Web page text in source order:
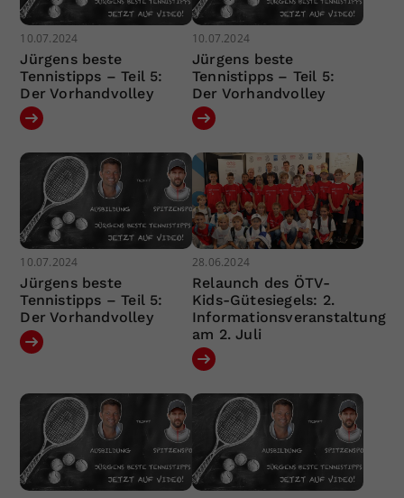
10.07.2024
Jürgens beste
Tennistipps – Teil 5:
Der Vorhandvolley
10.07.2024
Jürgens beste
Tennistipps – Teil 5:
Der Vorhandvolley
10.07.2024
Jürgens beste
Tennistipps – Teil 5:
Der Vorhandvolley
28.06.2024
Relaunch des ÖTV-
Kids-Gütesiegels: 2.
Informationsveranstaltung
am 2. Juli